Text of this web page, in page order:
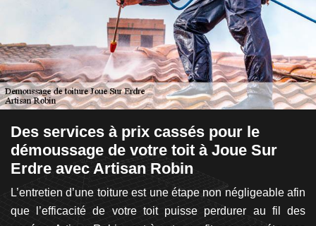
Des services à prix cassés pour le
démoussage de votre toit à Joue Sur
Erdre avec Artisan Robin
L’entretien d’une toiture est une étape non négligeable afin
que l’efficacité de votre toit puisse perdurer au fil des